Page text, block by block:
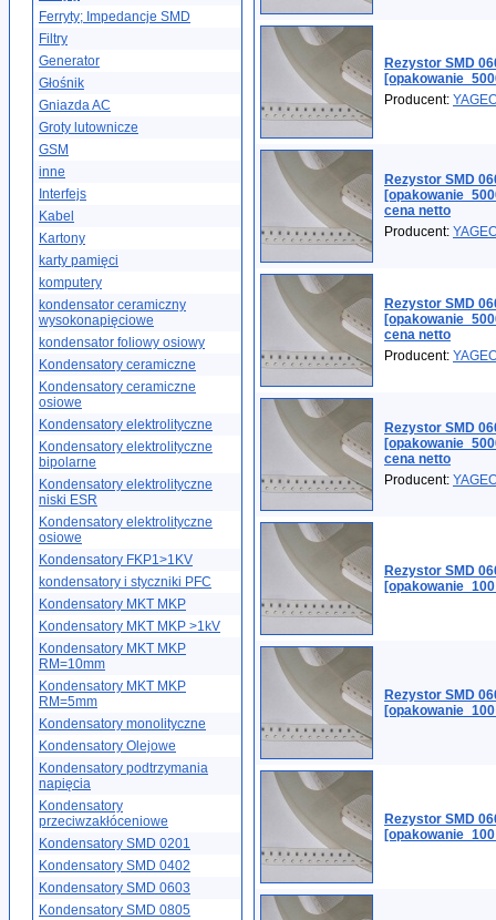
Ferryty; Impedancje SMD
Filtry
Generator
Głośnik
Gniazda AC
Groty lutownicze
GSM
inne
Interfejs
Kabel
Kartony
karty pamięci
komputery
kondensator ceramiczny
wysokonapięciowe
kondensator foliowy osiowy
Kondensatory ceramiczne
Kondensatory ceramiczne
osiowe
Kondensatory elektrolityczne
Kondensatory elektrolityczne
bipolarne
Kondensatory elektrolityczne
niski ESR
Kondensatory elektrolityczne
osiowe
Kondensatory FKP1>1KV
kondensatory i styczniki PFC
Kondensatory MKT MKP
Kondensatory MKT MKP >1kV
Kondensatory MKT MKP
RM=10mm
Kondensatory MKT MKP
RM=5mm
Kondensatory monolityczne
Kondensatory Olejowe
Kondensatory podtrzymania
napięcia
Kondensatory
przeciwzakłóceniowe
Kondensatory SMD 0201
Kondensatory SMD 0402
Kondensatory SMD 0603
Kondensatory SMD 0805
Rezystor SMD
Producent:
Rezystor SMD
cena netto
Producent:
Rezystor SMD
cena netto
Producent:
Rezystor SMD
cena netto
Producent:
Rezystor SMD
Rezystor SMD
Rezystor SMD